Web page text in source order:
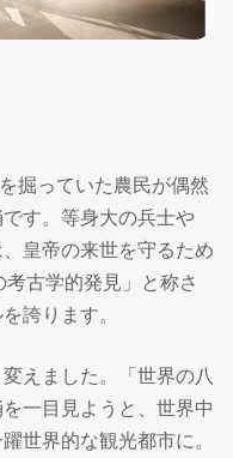
掘っていた農民が偶然
す。等身大の兵士や
皇帝の来世を守るため
古学的発見」と称さ
誇ります。
えました。「世界の八
一目見ようと、世界中
世界的な観光都市に。